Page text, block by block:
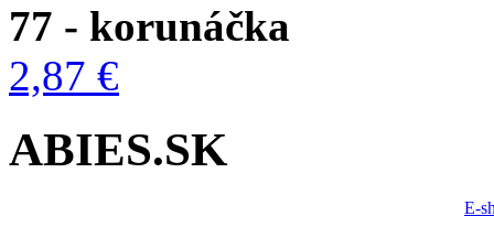
77 - korunáčka
2,87 €
ABIES.SK
E-